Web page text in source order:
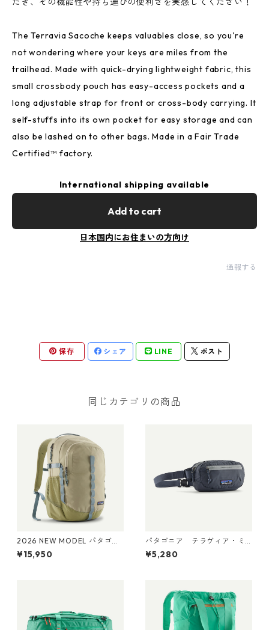
The Terravia Sacoche keeps valuables close, so you're
not wondering where your keys are miles from the
trailhead. Made with quick-drying lightweight fabric, this
small crossbody pouch has easy-access pockets and a
long adjustable strap for front or cross-body carrying. It
self-stuffs into its own pocket for easy storage and can
also be lashed on to other bags. Made in a Fair Trade
Certified™ factory.
International shipping available
Add to cart
日本国内にお住まいの方向け
通報する
保存 シェア LINE ポスト
同じカテゴリの商品
2026 NEW MODEL パタゴニ
ア レフュジオ・デイパック 2
6L Weathered Stone 47914
¥15,950
パタゴニア テラヴィア・ミ
ニ・ヒップ・パック 1L (カラ
ー Smolder Blue) Patagonia
¥5,280